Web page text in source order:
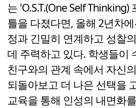
는 'O.S.T.(One Self Thinking)
틀을 다졌다면, 올해 2년차
정과 긴밀히 연계하고 성찰
데 주력하고 있다. 학생들이
친구와의 관계 속에서 자신
되돌아보고 더 나은 선택을
교육을 통해 인성의 내면화